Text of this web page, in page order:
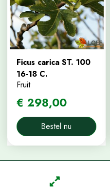
Ficus carica ST. 100
16-18 C.
Fruit
€ 298,00
Bestel nu